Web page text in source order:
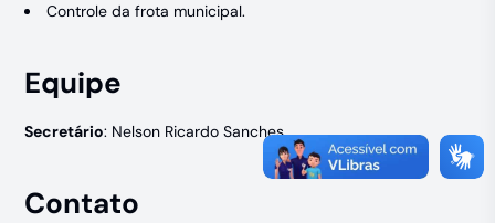
Controle da frota municipal.
Equipe
Secretário: Nelson Ricardo Sanches
Contato